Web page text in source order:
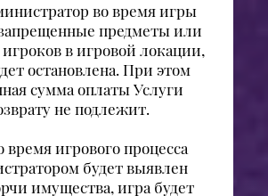
во время игры
предметы или
в игровой локации,
остановлена. При этом
сумма оплаты Услуги
не подлежит.
время игрового процесса
будет выявлен
имущества, игра будет